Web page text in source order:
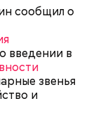
сообщил о
введении в
звенья
и
исцелилось
Николая
город